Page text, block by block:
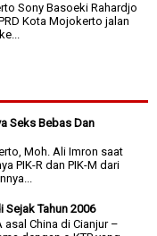
Sony Basoeki Rahardjo
Kota Mojokerto jalan
Seks Bebas Dan
Moh. Ali Imron saat
PIK-R dan PIK-M dari
Sejak Tahun 2006
asal China di Cianjur –